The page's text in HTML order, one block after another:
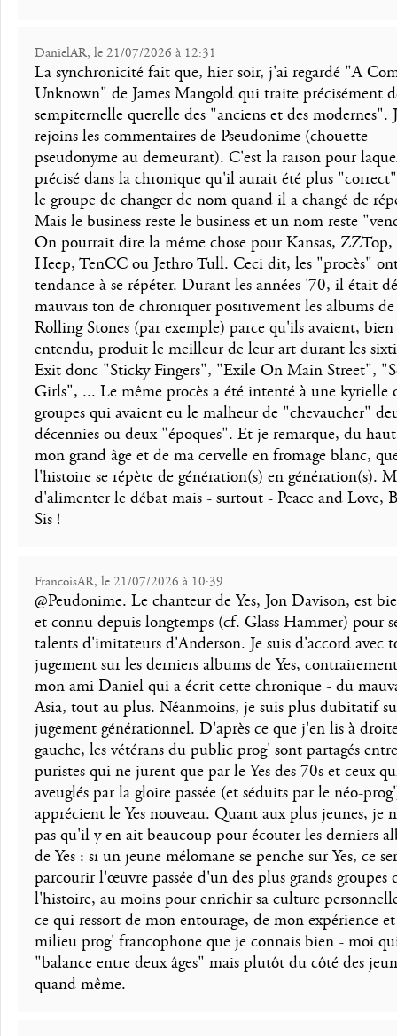
DanielAR, le 21/07/2026 à 12:31
La synchronicité fait que, hier soir, j'ai regardé "A
Unknown" de James Mangold qui traite précisément
sempiternelle querelle des "anciens et des modernes".
rejoins les commentaires de Pseudonime (chouette
pseudonyme au demeurant). C'est la raison pour
précisé dans la chronique qu'il aurait été plus
le groupe de changer de nom quand il a changé de
Mais le business reste le business et un nom reste
On pourrait dire la même chose pour Kansas,
Heep, TenCC ou Jethro Tull. Ceci dit, les "procès"
tendance à se répéter. Durant les années '70, il était
mauvais ton de chroniquer positivement les albums
Rolling Stones (par exemple) parce qu'ils avaient, bien
entendu, produit le meilleur de leur art durant les
Exit donc "Sticky Fingers", "Exile On Main Street",
Girls", ... Le même procès a été intenté à une kyrielle
groupes qui avaient eu le malheur de "chevaucher"
décennies ou deux "époques". Et je remarque, du
mon grand âge et de ma cervelle en fromage blanc,
l'histoire se répète de génération(s) en génération(s).
d'alimenter le débat mais - surtout - Peace and Love,
Sis !
FrancoisAR, le 21/07/2026 à 10:39
@Peudonime. Le chanteur de Yes, Jon Davison, est
et connu depuis longtemps (cf. Glass Hammer) pour
talents d'imitateurs d'Anderson. Je suis d'accord avec
jugement sur les derniers albums de Yes,
mon ami Daniel qui a écrit cette chronique - du
Asia, tout au plus. Néanmoins, je suis plus dubitatif
jugement générationnel. D'après ce que j'en lis à
gauche, les vétérans du public prog' sont partagés entre
puristes qui ne jurent que par le Yes des 70s et ceux
aveuglés par la gloire passée (et séduits par le néo-
apprécient le Yes nouveau. Quant aux plus jeunes, je
pas qu'il y en ait beaucoup pour écouter les derniers
de Yes : si un jeune mélomane se penche sur Yes, ce
parcourir l'œuvre passée d'un des plus grands groupes
l'histoire, au moins pour enrichir sa culture
ce qui ressort de mon entourage, de mon expérience
milieu prog' francophone que je connais bien - moi
"balance entre deux âges" mais plutôt du côté des
quand même.